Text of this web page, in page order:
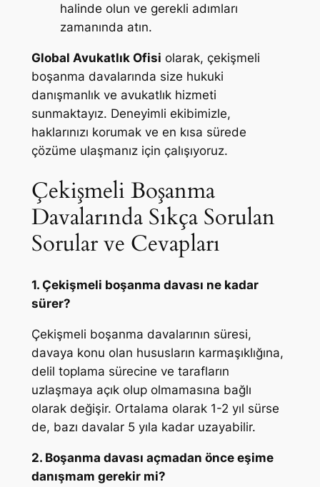
halinde olun ve gerekli adımları
zamanında atın.
Global Avukatlık Ofisi olarak, çekişmeli
boşanma davalarında size hukuki
danışmanlık ve avukatlık hizmeti
sunmaktayız. Deneyimli ekibimizle,
haklarınızı korumak ve en kısa sürede
çözüme ulaşmanız için çalışıyoruz.
Çekişmeli Boşanma
Davalarında Sıkça Sorulan
Sorular ve Cevapları
1. Çekişmeli boşanma davası ne kadar
sürer?
Çekişmeli boşanma davalarının süresi,
davaya konu olan hususların karmaşıklığına,
delil toplama sürecine ve tarafların
uzlaşmaya açık olup olmamasına bağlı
olarak değişir. Ortalama olarak 1-2 yıl sürse
de, bazı davalar 5 yıla kadar uzayabilir.
2. Boşanma davası açmadan önce eşime
danışmam gerekir mi?